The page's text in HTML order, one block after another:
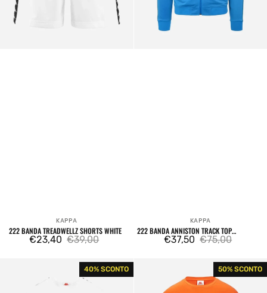
Venditore:
KAPPA
222 BANDA TREADWELLZ SHORTS WHITE
Prezzo
vendita
€23,40
Prezzo
regolare
€39,00
Venditore:
KAPPA
222 BANDA ANNISTON TRACK TOP
SWEATSHIRT BLUE SMURF
Prezzo
vendita
€37,50
Prezzo
regolare
€75,00
40% SCONTO Authentic
Tech
50% SCONTO